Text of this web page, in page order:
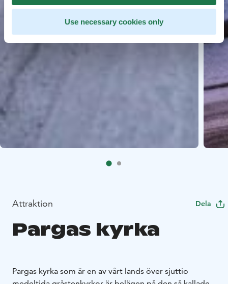
Use necessary cookies only
Attraktion Dela
Pargas kyrka
Pargas kyrka som är en av vårt lands över sjuttio